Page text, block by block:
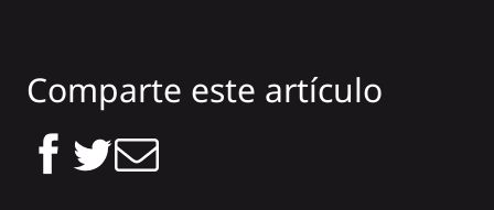
Comparte este artículo